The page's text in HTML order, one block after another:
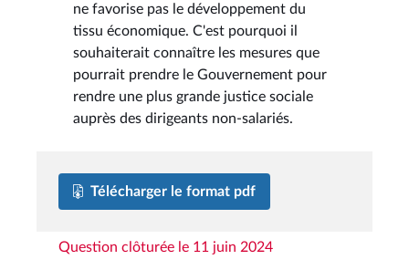
ne favorise pas le développement du
tissu économique. C'est pourquoi il
souhaiterait connaître les mesures que
pourrait prendre le Gouvernement pour
rendre une plus grande justice sociale
auprès des dirigeants non-salariés.
Télécharger le format pdf
Question clôturée le 11 juin 2024